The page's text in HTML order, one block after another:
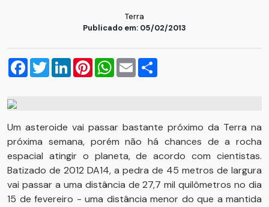
Terra
Publicado em: 05/02/2013
Facebook
TwitterLinkedInPinterestWhatsApp
Email
Um asteroide vai passar bastante próximo da Terra na
próxima semana, porém não há chances de a rocha
espacial atingir o planeta, de acordo com cientistas.
Batizado de 2012 DA14, a pedra de 45 metros de largura
vai passar a uma distância de 27,7 mil quilômetros no dia
15 de fevereiro - uma distância menor do que a mantida